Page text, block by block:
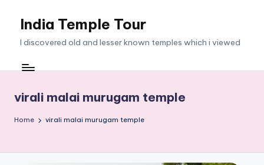
India Temple Tour
I discovered old and lesser known temples which i viewed
virali malai murugam temple
Home virali malai murugam temple